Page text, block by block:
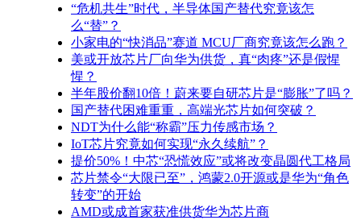
“危机共生”时代，半导体国产替代究竟该怎
么“替”？
小家电的“快消品”赛道 MCU厂商究竟该怎么跑？
美或开放芯片厂向华为供货，真“肉疼”还是假惺
惺？
半年股价翻10倍！蔚来要自研芯片是“膨胀”了吗？
国产替代困难重重，高端光芯片如何突破？
NDT为什么能“称霸”压力传感市场？
IoT芯片究竟如何实现“永久续航”？
提价50%！中芯“恐慌效应”或将改变晶圆代工格局
芯片禁令“大限已至”，鸿蒙2.0开源或是华为“角色
转变”的开始
AMD或成首家获准供货华为芯片商